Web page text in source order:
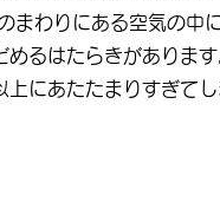
わりにある空気の中
めるはたらきがありま
にあたたまりすぎてし